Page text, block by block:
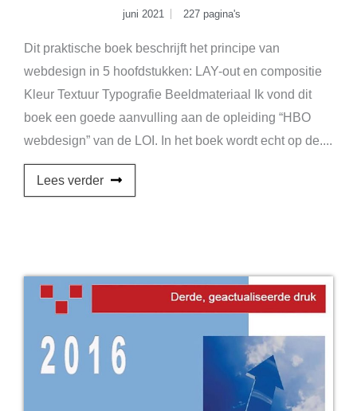
juni 2021
227 pagina's
Dit praktische boek beschrijft het principe van
webdesign in 5 hoofdstukken: LAY-out en compositie
Kleur Textuur Typografie Beeldmateriaal Ik vond dit
boek een goede aanvulling aan de opleiding “HBO
webdesign” van de LOI. In het boek wordt echt op de....
Lees verder